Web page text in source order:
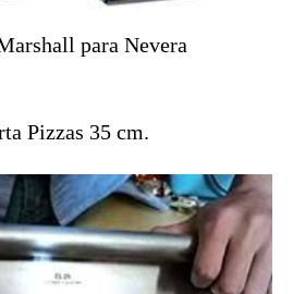
para Nevera
Pizzas 35 cm.